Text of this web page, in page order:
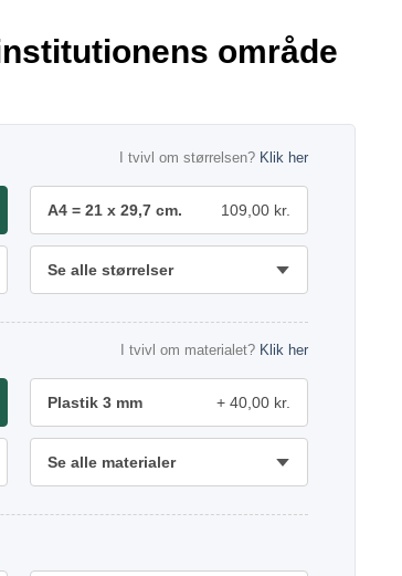
område
I tvivl om størrelsen? Klik her
A4 = 21 x 29,7 cm. 109,00 kr.
Se alle størrelser
I tvivl om materialet? Klik her
Plastik 3 mm 40,00 kr.
Se alle materialer